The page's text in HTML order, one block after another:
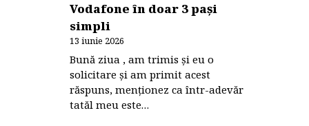
Vodafone în doar 3 pași
simpli
13 iunie 2026
Bună ziua , am trimis și eu o
solicitare și am primit acest
răspuns, menționez ca într-adevăr
tatăl meu este…